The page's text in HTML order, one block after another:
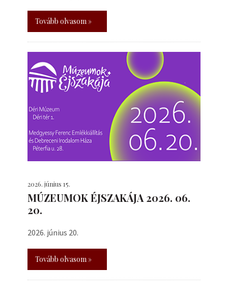
Tovább olvasom »
2026. június 15.
MÚZEUMOK ÉJSZAKÁJA 2026. 06.
20.
2026. június 20.
Tovább olvasom »